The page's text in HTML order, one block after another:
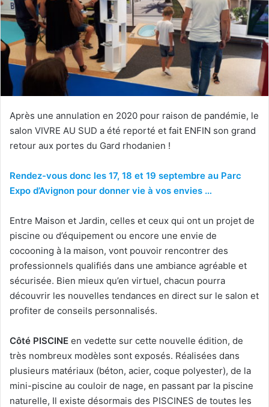
Après une annulation en 2020 pour raison de pandémie, le
salon VIVRE AU SUD a été reporté et fait ENFIN son grand
retour aux portes du Gard rhodanien !
Rendez-vous donc les 17, 18 et 19 septembre au Parc
Expo d’Avignon pour donner vie à vos envies …
Entre Maison et Jardin, celles et ceux qui ont un projet de
piscine ou d’équipement ou encore une envie de
cocooning à la maison, vont pouvoir rencontrer des
professionnels qualifiés dans une ambiance agréable et
sécurisée. Bien mieux qu’en virtuel, chacun pourra
découvrir les nouvelles tendances en direct sur le salon et
profiter de conseils personnalisés.
Côté PISCINE en vedette sur cette nouvelle édition, de
très nombreux modèles sont exposés. Réalisées dans
plusieurs matériaux (béton, acier, coque polyester), de la
mini-piscine au couloir de nage, en passant par la piscine
naturelle, Il existe désormais des PISCINES de toutes les